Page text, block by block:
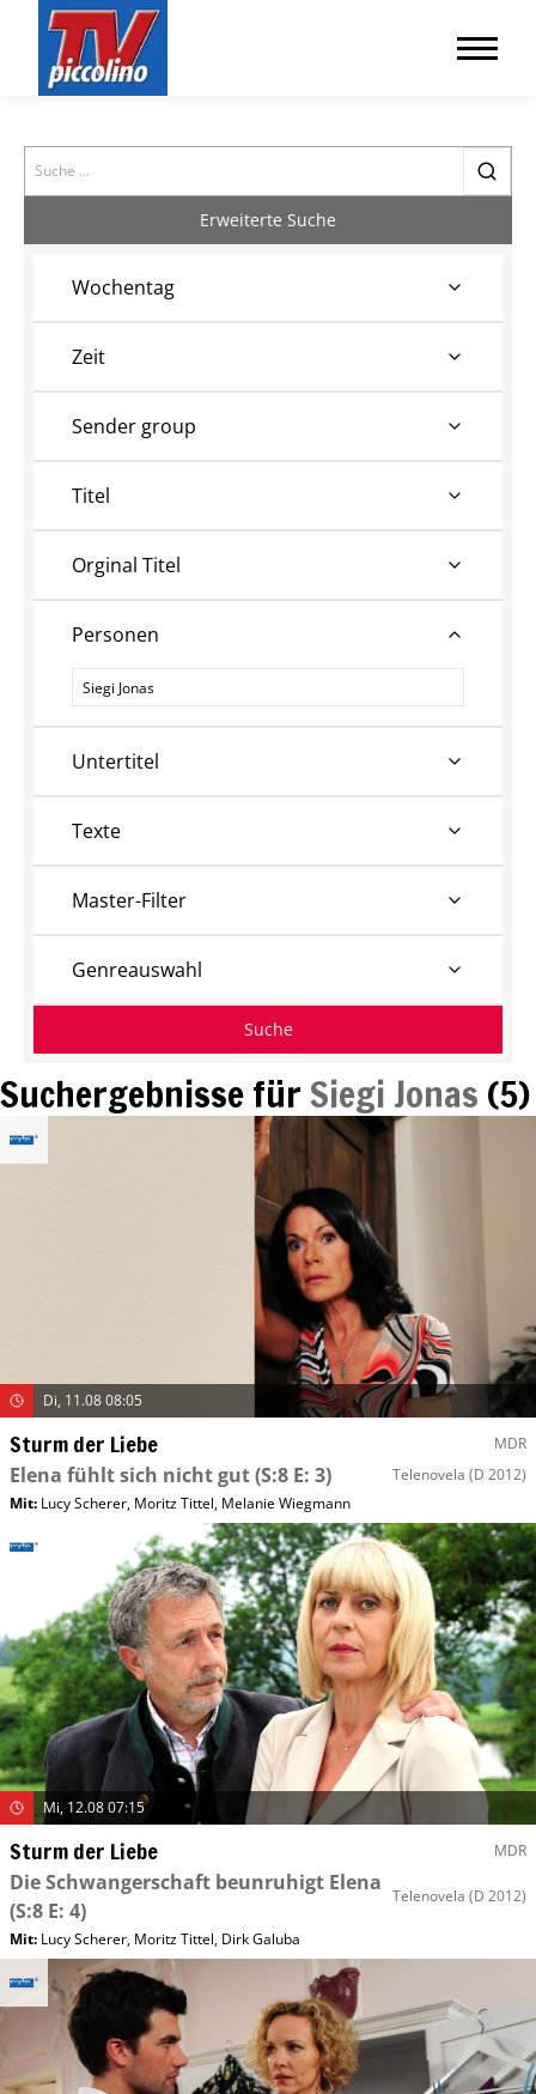
Search
Suchergebnisse fürSiegi Jonas (5)
Di, 11.08 08:05
Sturm der Liebe MDR
Elena fühlt sich nicht gut(S:8 E: 3) Telenovela (D 2012)
Mit: Lucy Scherer, Moritz Tittel, Melanie Wiegmann
Mi, 12.08 07:15
Sturm der Liebe MDR
Die Schwangerschaft beunruhigt Elena
(S:8 E: 4)
Telenovela (D 2012)
Mit: Lucy Scherer, Moritz Tittel, Dirk Galuba
Erweiterte Suche
Wochentag
Zeit
Sender group
Titel
Orginal Titel
Personen
Personen
Untertitel
Texte
Master-Filter
Genreauswahl
Suche